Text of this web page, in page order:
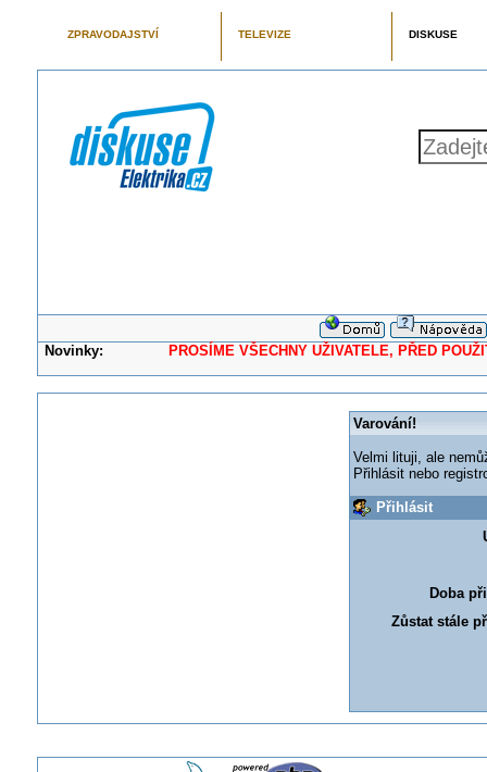
ZPRAVODAJSTVÍ TELEVIZE DISKUSE
Novinky: PROSÍME VŠECHNY UŽIVATELE, PŘED
Varování!
Velmi lituji, ale
Přihlásit nebo
Přihlásit
Doba
Zůstat stále